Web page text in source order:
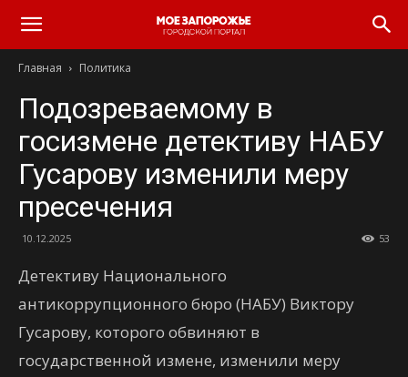
Главная Политика
Подозреваемому в
госизмене детективу НАБУ
Гусарову изменили меру
пресечения
10.12.2025 53
Детективу Национального
антикоррупционного бюро (НАБУ) Виктору
Гусарову, которого обвиняют в
государственной измене, изменили меру